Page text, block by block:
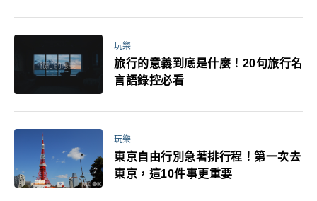
玩樂
旅行的意義到底是什麼！20句旅行名
言語錄控必看
玩樂
東京自由行別急著排行程！第一次去
東京，這10件事更重要